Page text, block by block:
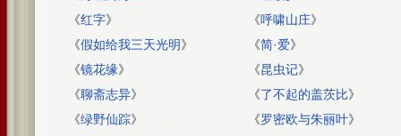
《红字》 《呼啸山庄》
《假如给我三天光明》 《简·爱》
《镜花缘》 《昆虫记》
《聊斋志异》 《了不起的盖茨比》
《绿野仙踪》 《罗密欧与朱丽叶》